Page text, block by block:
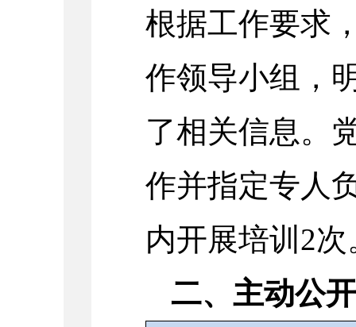
根据工作要求
作领导小组，
了相关信息。
作并指定专人
内开展培训 2次
二、主动公